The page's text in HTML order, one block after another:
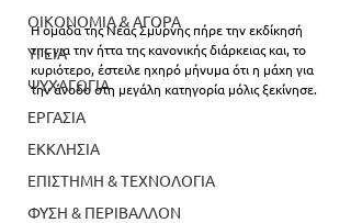
ΟΙΚΟΝΟΜΙΑ & ΑΓΟΡΑ
ΥΓΕΙΑ
ΨΥΧΑΓΩΓΙΑ
ΕΡΓΑΣΙΑ
ΕΚΚΛΗΣΙΑ
ΕΠΙΣΤΗΜΗ & ΤΕΧΝΟΛΟΓΙΑ
ΦΥΣΗ & ΠΕΡΙΒΑΛΛΟΝ
Η ομάδα της Νέας Σμύρνης πήρε την εκδίκησή
της για την ήττα της κανονικής διάρκειας και, το
κυριότερο, έστειλε ηχηρό μήνυμα ότι η μάχη για
την άνοδο στη μεγάλη κατηγορία μόλις ξεκίνησε.